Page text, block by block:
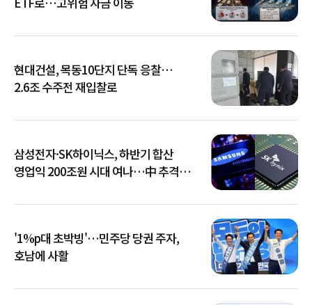
현대건설, 목동10단지 단독 응찰…
2.6조 수주전 재입찰로
삼성전자·SK하이닉스, 하반기 합산
영업익 200조원 시대 여나…中 추격은
'1%p대 초박빙'…민주당 당권 주자,
호남에 사활